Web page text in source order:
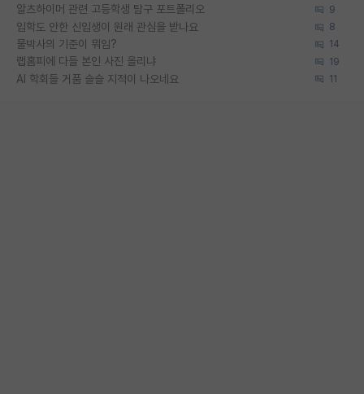
알츠하이머 관련 고등학생 탐구 포트폴리오 9
입학도 안한 신입생이 원래 관심을 받나요 8
물박사의 기준이 뭐임? 14
랩홈피에 다들 본인 사진 올리냐 19
AI 학회들 거품 슬슬 지적이 나오네요 11